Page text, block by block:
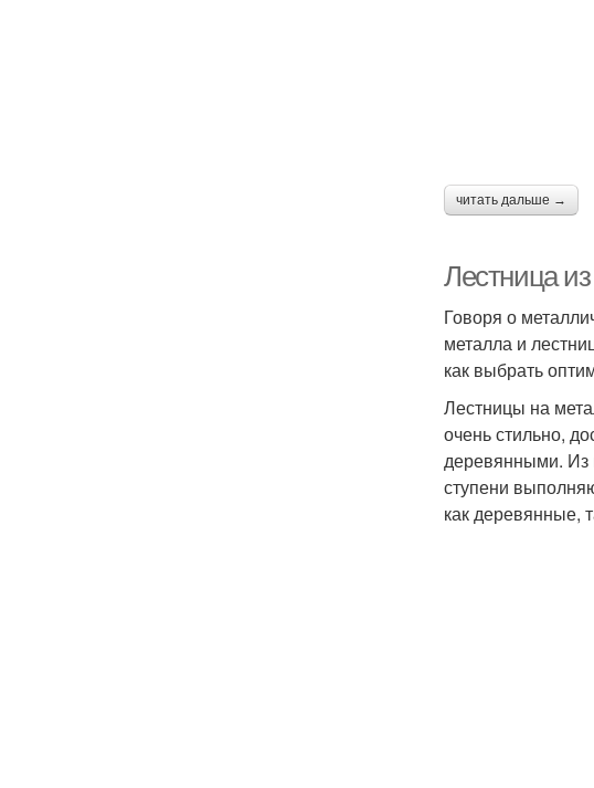
читать дальше →
Лестница
Говоря о
металла и
как выбрать
Лестницы на
очень стильно,
деревянными. Из
ступени
как деревянные,